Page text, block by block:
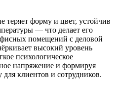
теряет форму и цвет, устойчив
— что делает его
помещений с деловой
высокий уровень
психологическое
напряжение и формируя
клиентов и сотрудников.